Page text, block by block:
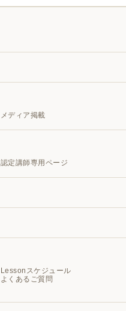
メディア掲載
認定講師専用ページ
Lessonスケジュール
よくあるご質問